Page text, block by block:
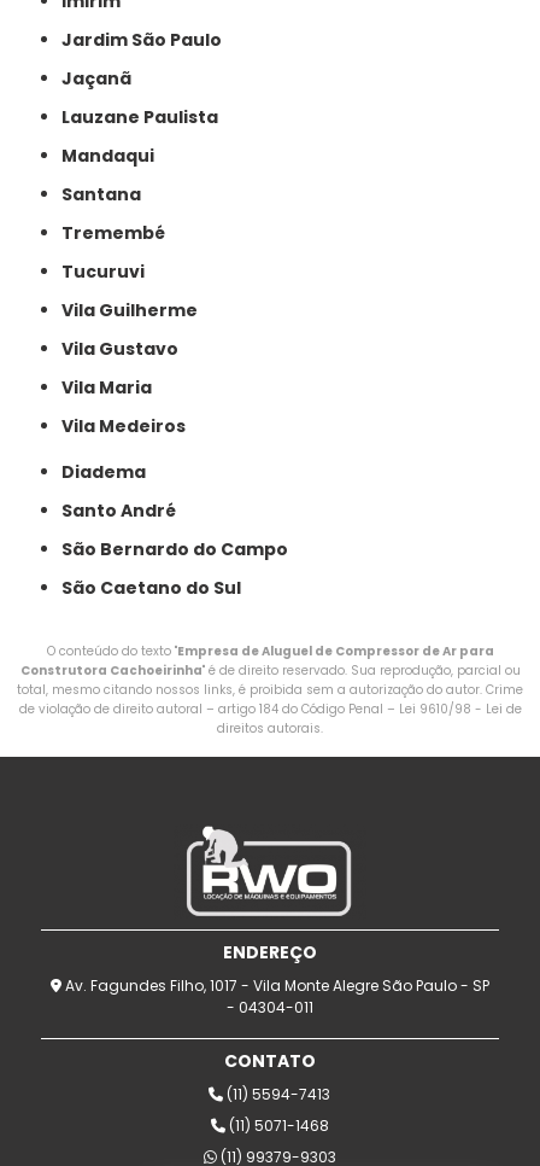
Jardim São Paulo
Jaçanã
Lauzane Paulista
Mandaqui
Santana
Tremembé
Tucuruvi
Vila Guilherme
Vila Gustavo
Vila Maria
Vila Medeiros
Diadema
Santo André
São Bernardo do Campo
São Caetano do Sul
O conteúdo do texto "Empresa de Aluguel de Compressor de Ar para
Construtora Cachoeirinha" é de direito reservado. Sua reprodução, parcial ou
total, mesmo citando nossos links, é proibida sem a autorização do autor. Crime
de violação de direito autoral – artigo 184 do Código Penal – Lei 9610/98 - Lei de
direitos autorais.
ENDEREÇO
Av. Fagundes Filho, 1017 - Vila Monte Alegre São Paulo - SP
- 04304-011
CONTATO
(11) 5594-7413
(11) 5071-1468
(11) 99379-9303